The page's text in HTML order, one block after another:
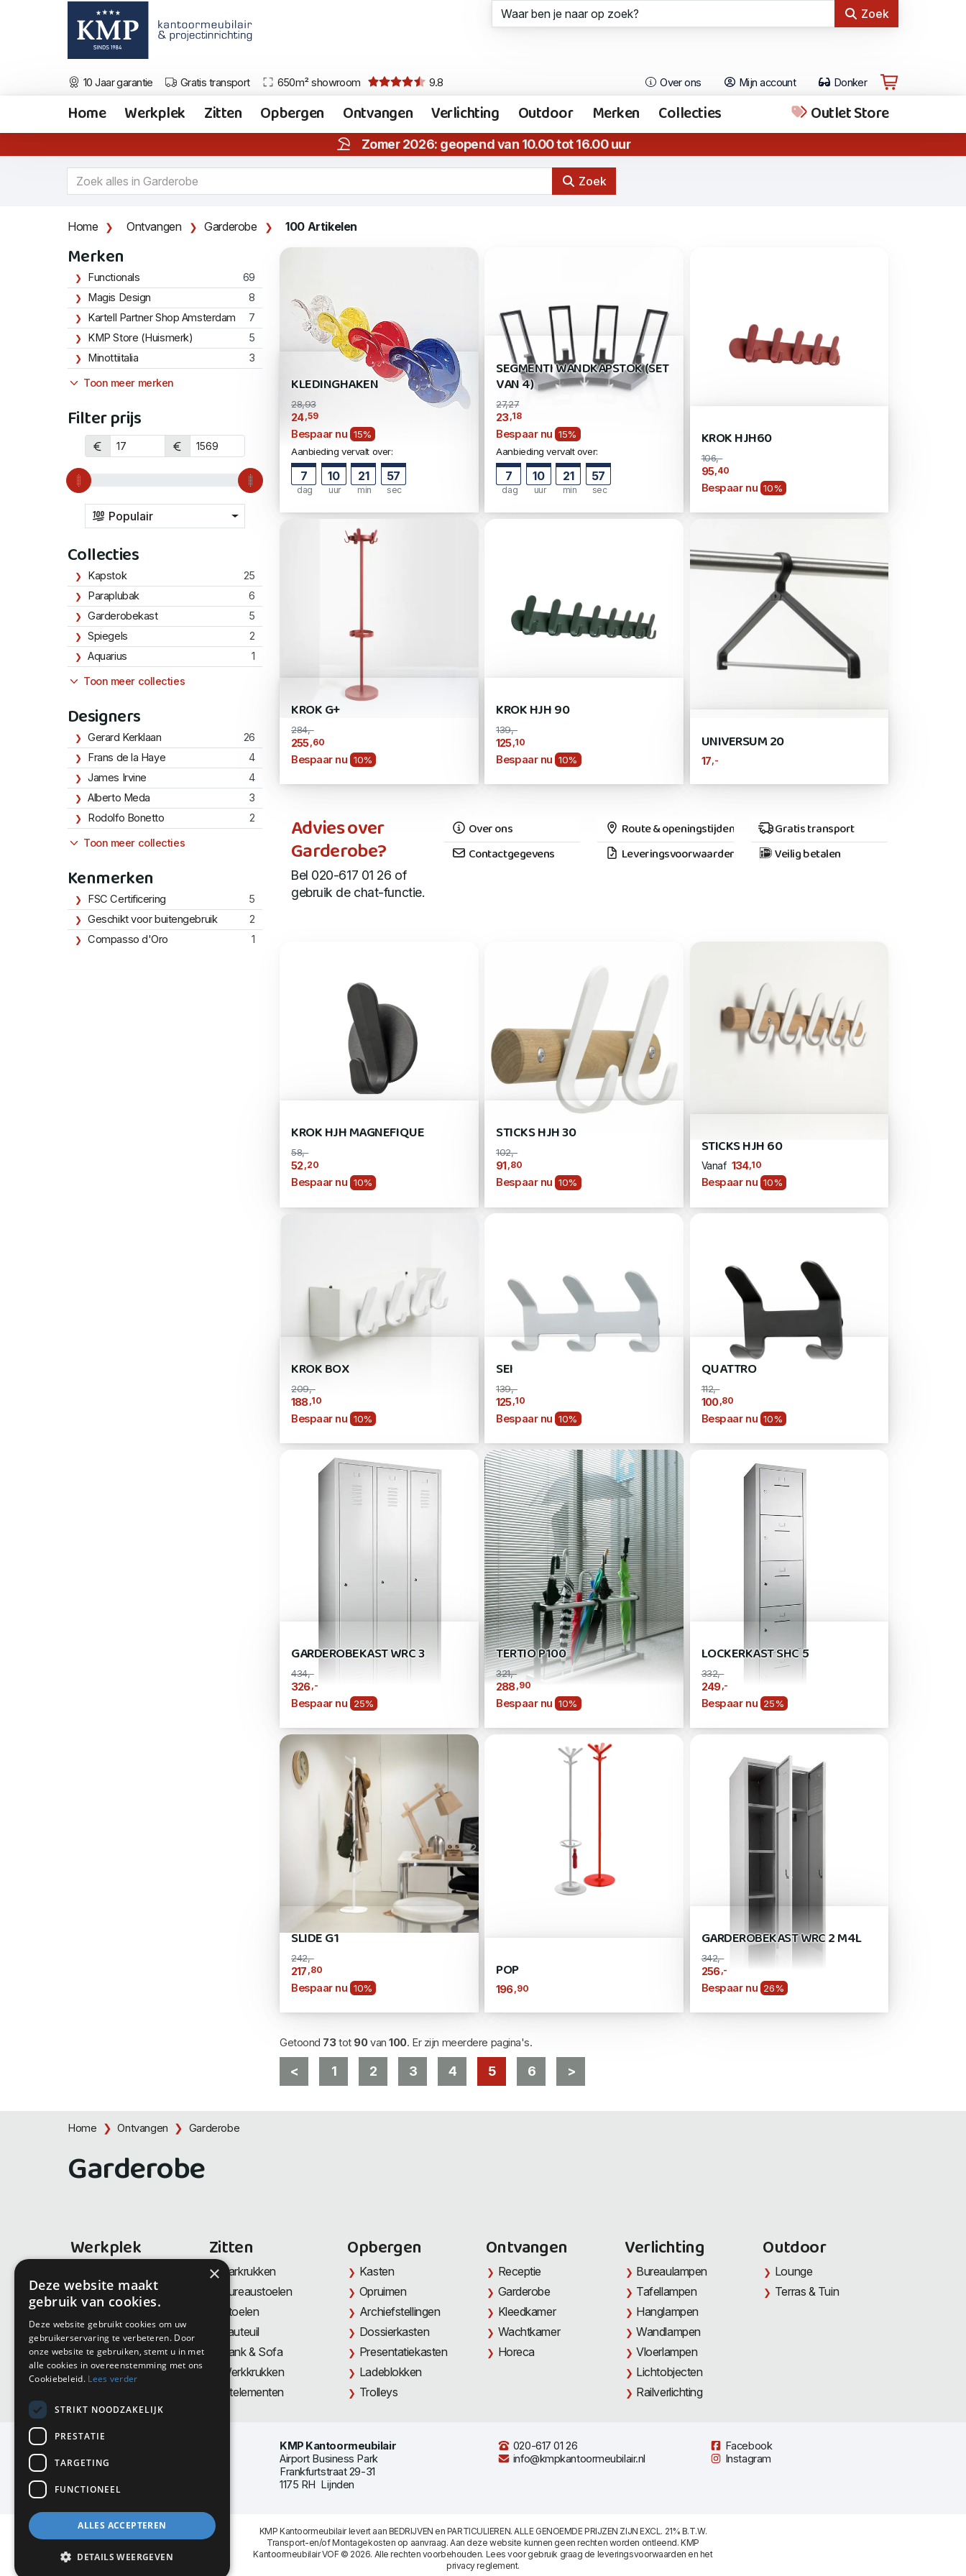
Zoek
10 Jaar garantie Gratis transport 650m² showroom 9.8 Over ons Mijn account Donker
Home Werkplek Zitten Opbergen Ontvangen Verlichting Outdoor Merken Collecties Outlet Store
Zomer 2026: geopend van 10.00 tot 16.00 uur
Zoek
Home Ontvangen Garderobe 100 Artikelen
Merken
Functionals
69
Magis Design
8
Kartell Partner Shop Amsterdam
7
KMP Store (Huismerk)
5
Minottiitalia
3
Toon meer merken
Filter prijs
Populair
Collecties
Kapstok
25
Paraplubak
6
Garderobekast
5
Spiegels
2
Aquarius
1
Toon meer collecties
Designers
Gerard Kerklaan
26
Frans de la Haye
4
James Irvine
4
Alberto Meda
3
Rodolfo Bonetto
2
Toon meer collecties
Kenmerken
FSC Certificering
5
Geschikt voor buitengebruik
2
Compasso d'Oro
1
KLEDINGHAKEN
28,93
24,59
Bespaar nu 15%
Aanbieding vervalt over:
7
dag
10
uur
21
min
56
sec
SEGMENTI WANDKAPSTOK (SET
VAN 4)
27,27
23,18
Bespaar nu 15%
Aanbieding vervalt over:
7
dag
10
uur
21
min
56
sec
KROK HJH60
106,-
95 ,40
Bespaar nu 10%
KROK G+
284,-
255 ,60
Bespaar nu 10%
KROK HJH 90
139,-
125 ,10
Bespaar nu 10%
UNIVERSUM 20
17,-
Advies over
Garderobe?
Bel 020-617 01 26 of
gebruik de chat-functie.
Over ons
Contactgegevens
Route & openingstijden
Leveringsvoorwaarden
Gratis transport
Veilig betalen
KROK HJH MAGNEFIQUE
58,-
52 ,20
Bespaar nu 10%
STICKS HJH 30
102,-
91 ,80
Bespaar nu 10%
STICKS HJH 60
Vanaf 134 ,10
Bespaar nu 10%
KROK BOX
209,-
188,10
Bespaar nu 10%
SEI
139,-
125,10
Bespaar nu 10%
QUATTRO
112,-
100 ,80
Bespaar nu 10%
GARDEROBEKAST WRC 3
434,-
326,-
Bespaar nu 25%
TERTIO P100
321,-
288,90
Bespaar nu 10%
LOCKERKAST SHC 5
332,-
249 ,-
Bespaar nu 25%
SLIDE G1
242,-
217 ,80
Bespaar nu 10%
POP
196 ,90
GARDEROBEKAST WRC 2 M4L
342,-
256 ,-
Bespaar nu 26%
Getoond 73tot 90van100. Er zijn meerdere pagina's.
< 1 2 3 4 5 6 >
Home Ontvangen Garderobe
Garderobe
Werkplek
Thuiswerkplek
Zit-Sta bureaus
Directiemeubilair
Akoestiek & Privacy
Tafels
Zitten
Barkrukken
Bureaustoelen
Stoelen
Fauteuil
Bank & Sofa
Werkkrukken
Zitelementen
Opbergen
Kasten
Opruimen
Archiefstellingen
Dossierkasten
Presentatiekasten
Ladeblokken
Trolleys
Ontvangen
Receptie
Garderobe
Kleedkamer
Wachtkamer
Horeca
Verlichting
Bureaulampen
Tafellampen
Hanglampen
Wandlampen
Vloerlampen
Lichtobjecten
Railverlichting
Outdoor
Lounge
Terras & Tuin
KMP Kantoormeubilair
Airport Business Park
Frankfurtstraat 29-31
1175 RH Lijnden
020-617 01 26
info@kmpkantoormeubilair.nl
Facebook
Instagram
KMP Kantoormeubilair levert aan BEDRIJVEN en PARTICULIEREN. ALLE GENOEMDE PRIJZEN ZIJN EXCL. 21% B.T.W.
Transport-en/of Montagekosten op aanvraag. Aan deze website kunnen geen rechten worden ontleend. KMP
Kantoormeubilair VOF © 2026. Alle rechten voorbehouden. Lees voor gebruik graag de leveringsvoorwaarden en het
privacy reglement.
×
Deze website maakt
gebruik van cookies.
Deze website gebruikt cookies om uw
gebruikerservaring te verbeteren. Door
onze website te gebruiken, stemt u in met
alle cookies in overeenstemming met ons
Cookiebeleid. Lees verder
STRIKT NOODZAKELIJK
PRESTATIE
TARGETING
FUNCTIONEEL
ALLES ACCEPTEREN
DETAILS WEERGEVEN